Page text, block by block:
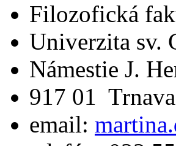
Filozofická
Univerzita sv.
Námestie J.
917 01 Trnava
email: